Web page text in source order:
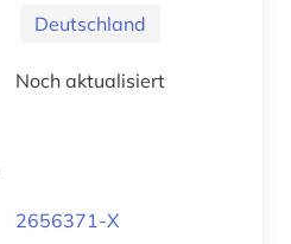
Deutschland
Noch aktualisiert
2656371-X